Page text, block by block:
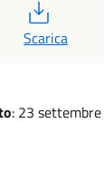
PDF
Scarica
: 23